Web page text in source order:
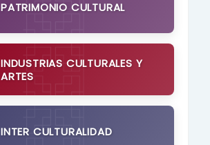
PATRIMONIO CULTURAL
INDUSTRIAS CULTURALES Y
ARTES
INTER CULTURALIDAD